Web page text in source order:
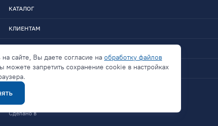
КАТАЛОГ
КЛИЕНТАМ
СВЯЗАТЬСЯ
Политика конфиденциальности
Сделано в
на сайте, Вы даете согласие на обработку файлов
можете запретить сохранение cookie в настройках